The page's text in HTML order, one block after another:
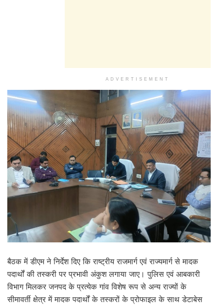
ADVERTISEMENT
बैठक में डीएम ने निर्देश दिए कि राष्ट्रीय राजमार्ग एवं राज्यमार्ग से मादक
पदार्थों की तस्करी पर प्रभावी अंकुश लगाया जाए। पुलिस एवं आबकारी
विभाग मिलकर जनपद के प्रत्येक गांव विशेष रूप से अन्य राज्यों के
सीमावर्ती क्षेत्र में मादक पदार्थों के तस्करों के प्रोफाइल के साथ डेटाबेस